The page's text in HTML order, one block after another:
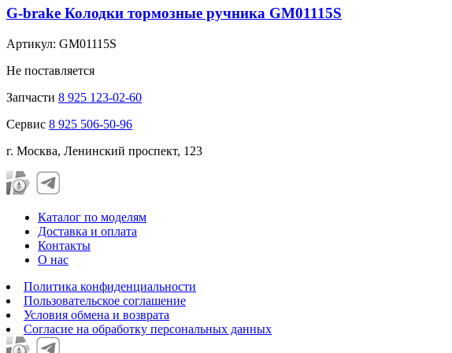
G-brake Колодки тормозные ручника GM01115S
Артикул: GM01115S
Не поставляется
Запчасти 8 925 123-02-60
Сервис 8 925 506-50-96
г. Москва, Ленинский проспект, 123
Каталог по моделям
Доставка и оплата
Контакты
О нас
Политика конфиденциальности
Пользовательское соглашение
Условия обмена и возврата
Согласие на обработку персональных данных